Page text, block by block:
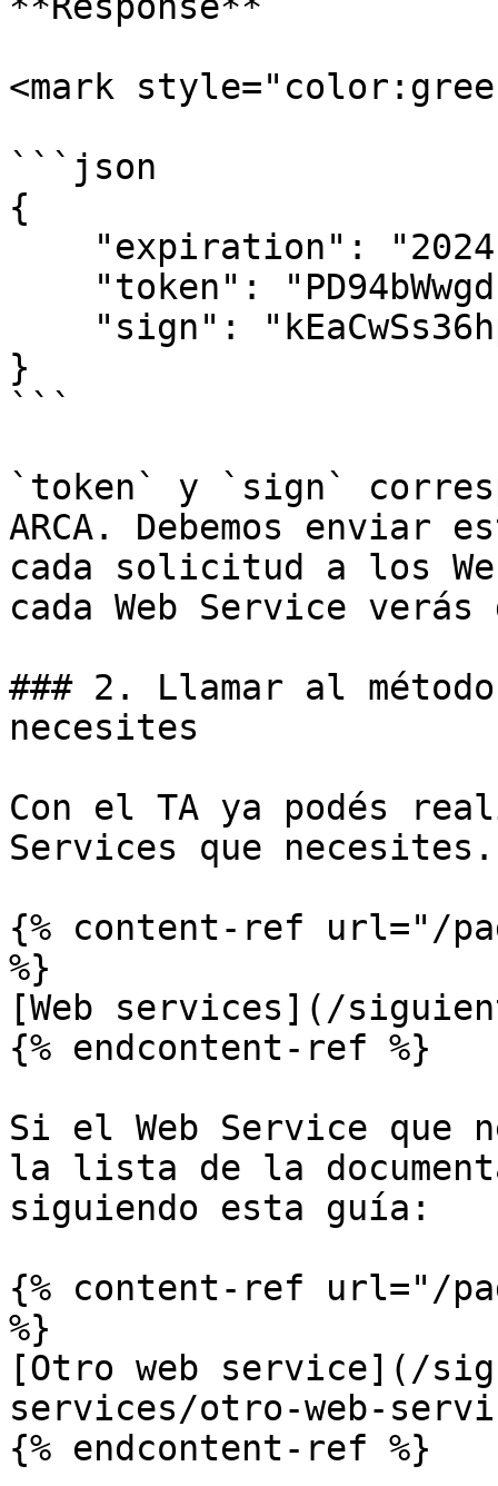
<mark
```json
{
}
```
`token` y `sign`
ARCA. Debemos enviar
cada solicitud a los
cada Web Service
### 2. Llamar al
necesites
Con el TA ya podés
Services que necesites.
{% content-ref url="/
%}
[Web services](/
{% endcontent-ref %}
Si el Web Service que
la lista de la
siguiendo esta guía:
{% content-ref url="/
%}
[Otro web service](/
services/otro-web-
{% endcontent-ref %}